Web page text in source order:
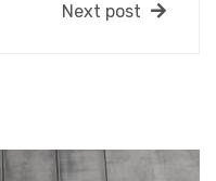
Next post